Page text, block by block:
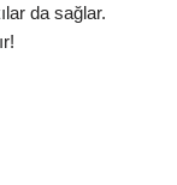
da sağlar.